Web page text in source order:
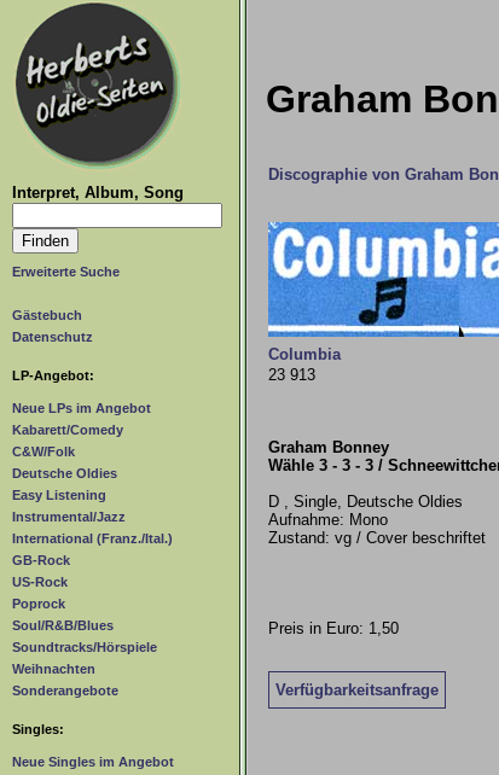
Interpret, Album, Song
Erweiterte Suche
Gästebuch
Datenschutz
LP-Angebot:
Neue LPs im Angebot
Kabarett/Comedy
C&W/Folk
Deutsche Oldies
Easy Listening
Instrumental/Jazz
International (Franz./Ital.)
GB-Rock
US-Rock
Poprock
Soul/R&B/Blues
Soundtracks/Hörspiele
Weihnachten
Sonderangebote
Singles:
Neue Singles im Angebot
Graham
Discographie von Graham
Columbia
23 913
Graham Bonney
Wähle 3 - 3 - 3 /
D , Single, Deutsche Oldies
Aufnahme: Mono
Zustand: vg / Cover beschriftet
Preis in Euro: 1,50
Verfügbarkeitsanfrage